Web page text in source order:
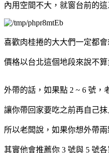
內用空間不大，就窗台前的這
喜歡肉桂捲的大大們一定都
價格以台北這個地段來說不算
外帶的話，如果點 2 ~ 6 號，
讓你帶回家要吃之前再自己抹
所以老闆說，如果你想外帶兩
其實他會推薦你 3 號與 5 號